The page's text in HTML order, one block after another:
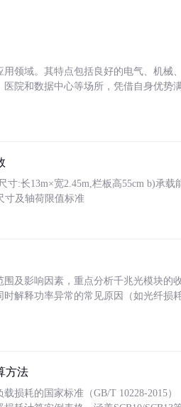
领域。其特点包括良好的电气、机械
院和数据中心等场所，凭借自身优势
寸:长13m×宽2.45m,栏板高55cm b)承载
寸及轴荷限值标准
及影响因素，重点分析千兆光模块的
解释功率异常的常见原因（如光纤损
方法
损耗的国家标准（GB/T 10228-2015